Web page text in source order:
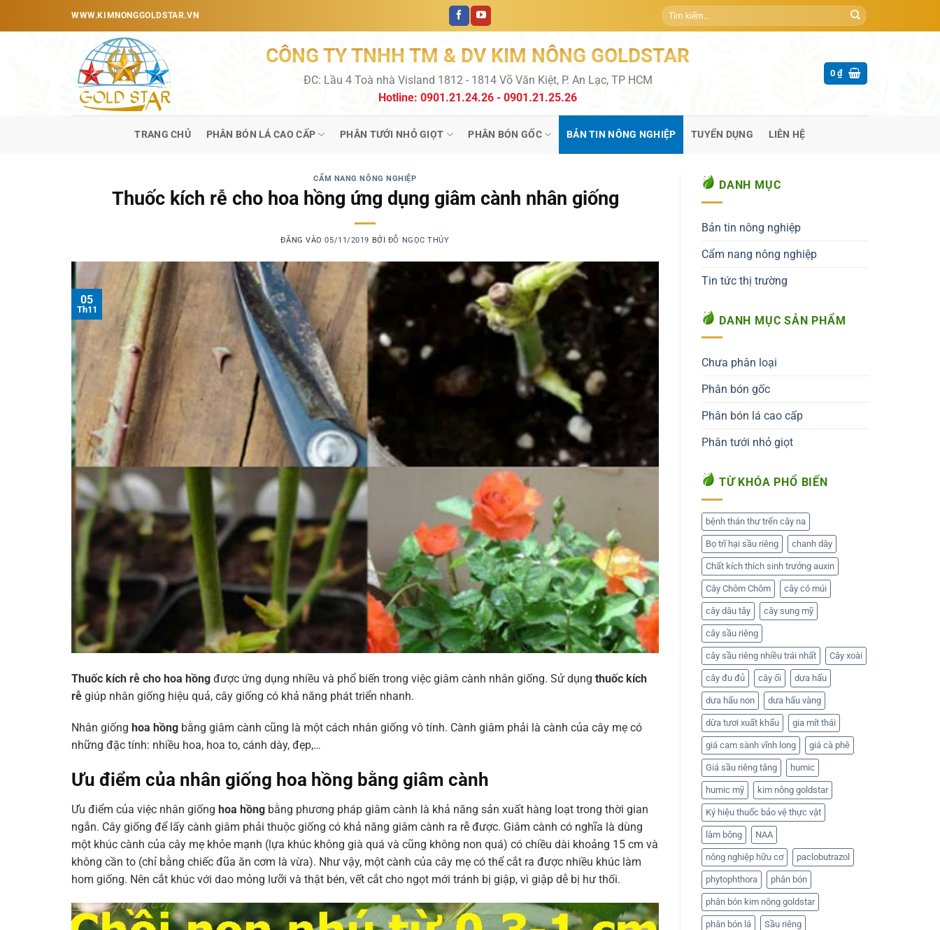
WWW.KIMNONGGOLDSTAR.VN
Tìm
kiếm:
CÔNG TY TNHH TM & DV KIM NÔNG GOLDSTAR
ĐC: Lầu 4 Toà nhà Visland 1812 - 1814 Võ Văn Kiệt, P. An Lạc, TP HCM
Hotline: 0901.21.24.26 - 0901.21.25.26
0₫
TRANG CHỦ PHÂN BÓN LÁ CAO CẤP PHÂN TƯỚI NHỎ GIỌT PHÂN BÓN GỐC BẢN TIN NÔNG NGHIỆP TUYỂN DỤNG LIÊN HỆ
CẨM NANG NÔNG NGHIỆP
Thuốc kích rễ cho hoa hồng ứng dụng giâm cành nhân giống
ĐĂNG VÀO05/11/2019 BỞI ĐỖ NGỌC THÚY
05
Th11
Thuốc kích rễ cho hoa hồng được ứng dụng nhiều và phổ biến trong việc giâm cành nhân giống. Sử dụng thuốc kích
rễ giúp nhân giống hiệu quả, cây giống có khả năng phát triển nhanh.
Nhân giống hoa hồng bằng giâm cành cũng là một cách nhân giống vô tính. Cành giâm phải là cành của cây mẹ có
những đặc tính: nhiều hoa, hoa to, cánh dày, đẹp,…
Ưu điểm của nhân giống hoa hồng bằng giâm cành
Ưu điểm của việc nhân giống hoa hồng bằng phương pháp giâm cành là khả năng sản xuất hàng loạt trong thời gian
ngắn. Cây giống để lấy cành giâm phải thuộc giống có khả năng giâm cành ra rễ được. Giâm cành có nghĩa là dùng
một khúc cành của cây mẹ khỏe mạnh (lựa khúc không già quá và cũng không non quá) có chiều dài khoảng 15 cm và
không cần to (chỉ bằng chiếc đũa ăn cơm là vừa). Như vậy, một cành của cây mẹ có thể cắt ra được nhiều khúc làm
hom giống. Nên cắt khúc với dao mỏng lưỡi và thật bén, vết cắt cho ngọt mới tránh bị giập, vì giập dễ bị hư thối.
DANH MỤC
Bản tin nông nghiệp
Cẩm nang nông nghiệp
Tin tức thị trường
DANH MỤC SẢN PHẨM
Chưa phân loại
Phân bón gốc
Phân bón lá cao cấp
Phân tưới nhỏ giọt
TỪ KHÓA PHỔ BIẾN
bệnh thán thư trến cây na
Bọ trĩ hại sầu riêng chanh dây
Chất kích thích sinh trưởng auxin
Cây Chôm Chôm cây có múi
cây dâu tây cây sung mỹ
cây sầu riêng
cây sầu riêng nhiều trái nhất Cây xoài
cây đu đủ cây ổi dưa hấu
dưa hấu non dưa hấu vàng
dừa tươi xuất khẩu gia mít thái
giá cam sành vĩnh long giá cà phê
Giá sầu riêng tăng humic
humic mỹ kim nông goldstar
Ký hiệu thuốc bảo vệ thực vật
làm bông NAA
nông nghiệp hữu cơ paclobutrazol
phytophthora phân bón
phân bón kim nông goldstar
phân bón lá Sầu riêng